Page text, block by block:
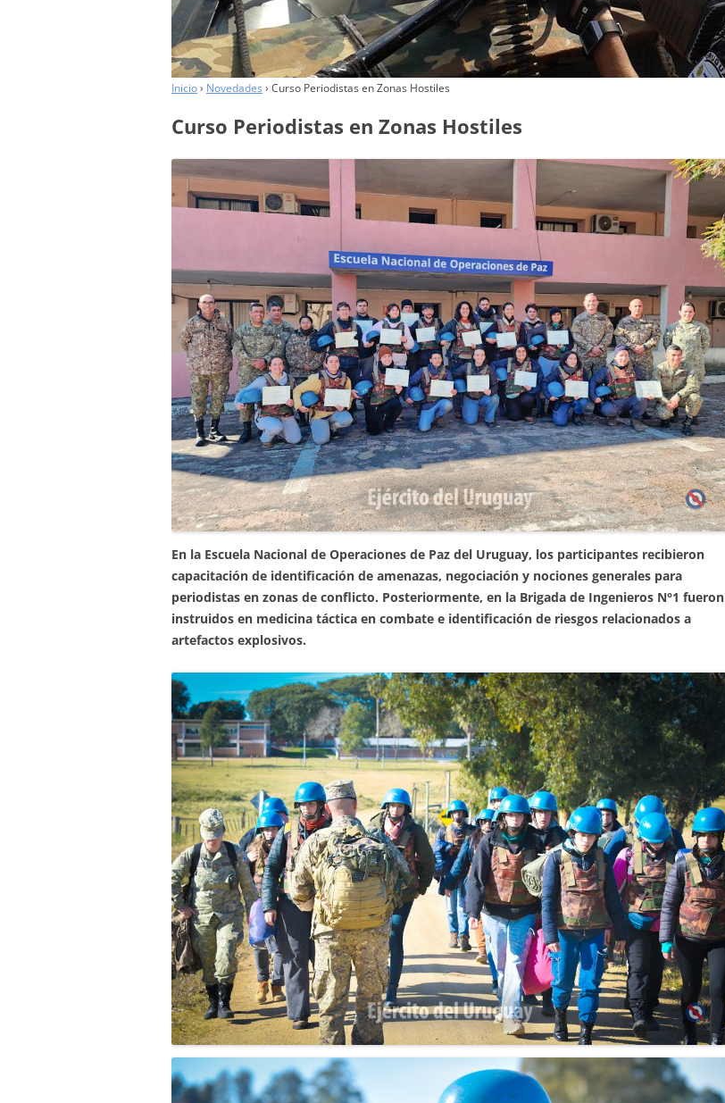
COLABORADORES
OFICIALES DE POLICÍA
CONTINGENTES
Inicio › Novedades › Curso Periodistas en Zonas Hostiles
Curso Periodistas en Zonas Hostiles
En la Escuela Nacional de Operaciones de Paz del Uruguay, los participantes recibieron
capacitación de identificación de amenazas, negociación y nociones generales para
periodistas en zonas de conflicto. Posteriormente, en la Brigada de Ingenieros N°1 fueron
instruidos en medicina táctica en combate e identificación de riesgos relacionados a
artefactos explosivos.